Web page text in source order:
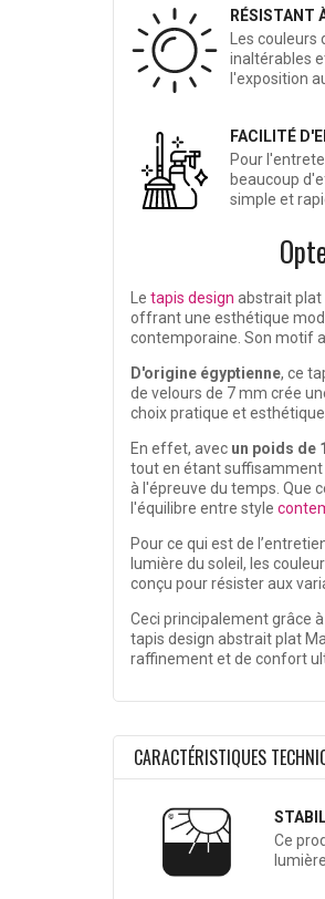
RÉSISTANT
Les couleurs
inaltérables
l'exposition
FACILITÉ
Pour
beaucoup
simple et
Le tapis design abstrait plat
offrant une esthétique
contemporaine. Son motif
D'origine égyptienne, ce
de velours de 7 mm crée
choix pratique et
En effet, avec un poids de
tout en étant suffisamment
à l'épreuve du temps. Que
l'équilibre entre style
Pour ce qui est de
lumière du soleil, les
conçu pour résister aux
Ceci principalement grâce
tapis design abstrait plat
raffinement et de confort
CARACTÉRISTIQUES
Ce